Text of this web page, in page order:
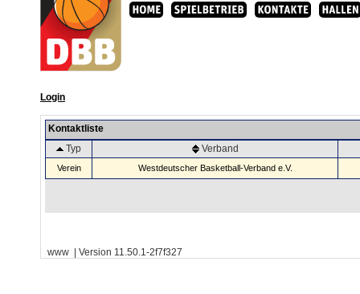
Login
Kontaktliste
Typ
Verband
Verein Westdeutscher Basketball-Verband e.V.
www | Version 11.50.1-2f7f327